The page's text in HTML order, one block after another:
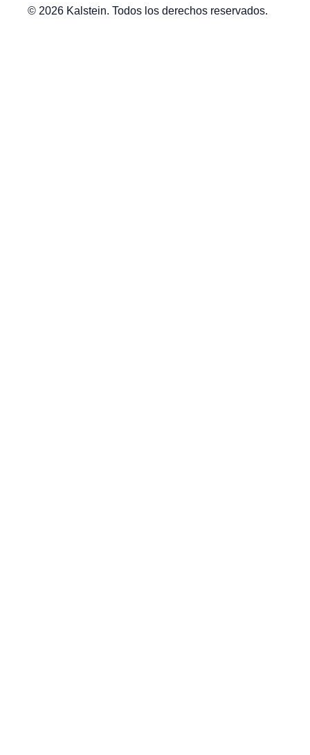
© 2026 Kalstein. Todos los derechos reservados.